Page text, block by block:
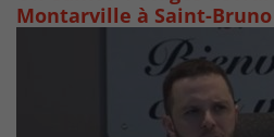
Montarville à Saint-Bruno